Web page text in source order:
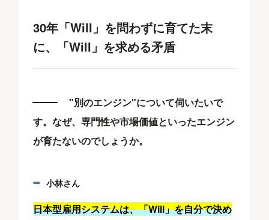
30年「Will」を問わずに育てた末
に、「Will」を求める矛盾
"別のエンジン"について伺いたいで
す。なぜ、専門性や市場価値といったエンジン
が育たないのでしょうか。
小林さん
日本型雇用システムは、「Will」を自分で決め